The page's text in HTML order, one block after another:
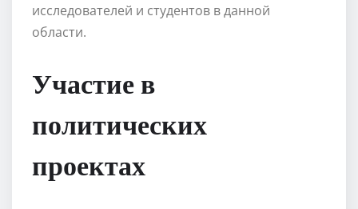
исследователей и студентов в данной
области.
Участие в
политических
проектах